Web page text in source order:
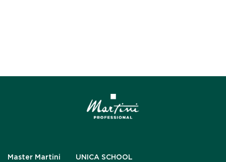
Master Martini
UNICA SCHOOL